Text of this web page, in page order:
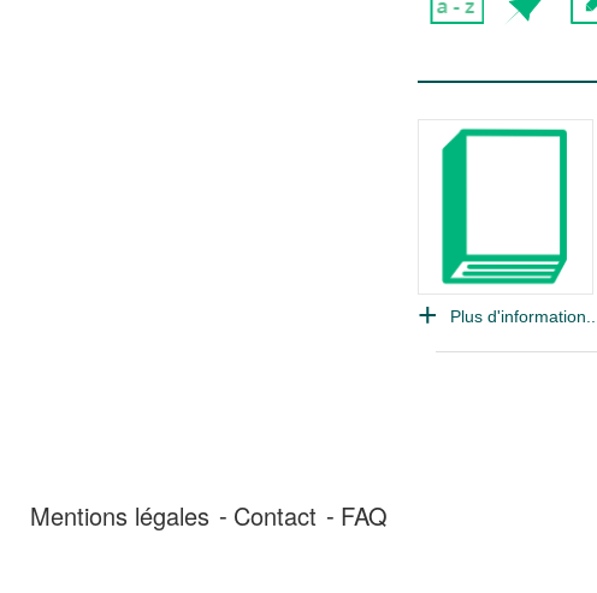
Plus d'information...
Mentions légales Contact FAQ